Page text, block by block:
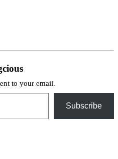
to your email.
Subscribe